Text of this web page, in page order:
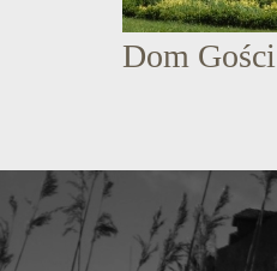
Dom Gości